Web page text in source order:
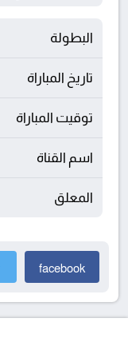
البطولة
تاريخ المباراة
توقيت المباراة
اسم القناة
المعلق
facebook